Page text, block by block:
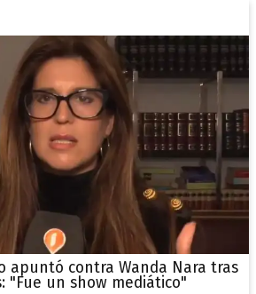
apuntó contra Wanda Nara tras
"Fue un show mediático"